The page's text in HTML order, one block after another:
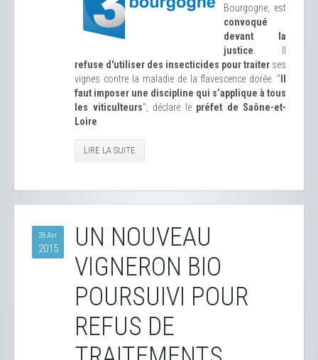
Bourgogne, est
convoqué
devant la
justice
refuse d'utiliser des insecticides pour traiter ses
vignes contre la maladie de la flavescence dorée. "
faut imposer une discipline qui s’applique à tous
les viticulteurs", déclare le préfet de Saône-et-
Loire
LIRE LA SUITE
28 Avr
2015
UN NOUVEAU
VIGNERON BIO
POURSUIVI POUR
REFUS DE